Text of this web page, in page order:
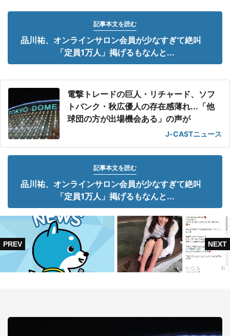
記事本文を読む
品川祐、オンラインサロン会員が少なすぎて絶叫
「定員1万人」掲げるもなんと...
電撃トレードの巨人・リチャード、ソフ
トバンク・秋広優人の存在感薄れ...「他
球団の方が出場機会ある」の声が
J-CASTニュース
記事本文を読む
品川祐、オンラインサロン会員が少なすぎて絶叫
「定員1万人」掲げるもなんと...